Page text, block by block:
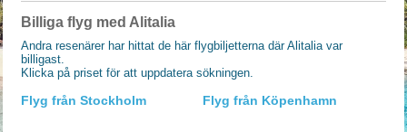
Billiga flyg med Alitalia
Andra resenärer har hittat de här flygbiljetterna där Alitalia var
billigast.
Klicka på priset för att uppdatera sökningen.
Flyg från Stockholm Flyg från Köpenhamn